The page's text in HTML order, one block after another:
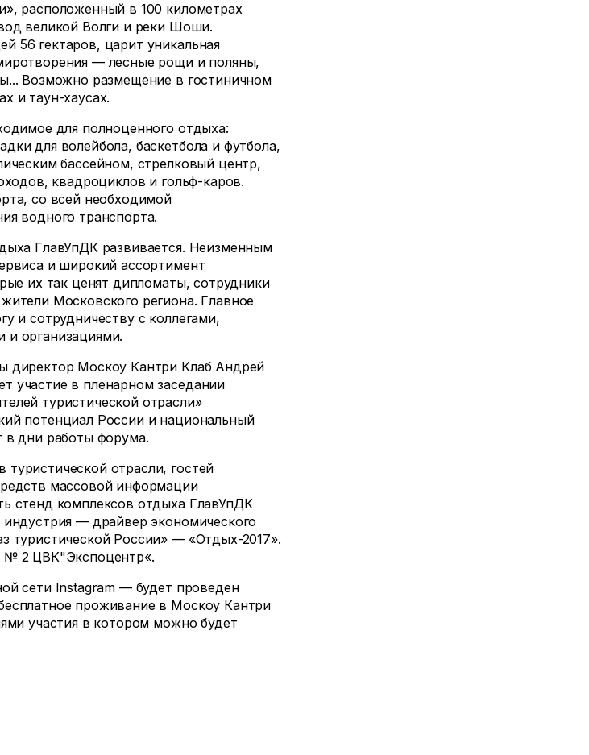
расположенный в 100 километрах
великой Волги и реки Шоши.
56 гектаров, царит уникальная
— лесные рощи и поляны,
Возможно размещение в гостиничном
и таун-хаусах.
для полноценного отдыха:
для волейбола, баскетбола и футбола,
бассейном, стрелковый центр,
квадроциклов и гольф-каров.
со всей необходимой
водного транспорта.
ГлавУпДК развивается. Неизменным
и широкий ассортимент
их так ценят дипломаты, сотрудники
Московского региона. Главное
и сотрудничеству с коллегами,
и организациями.
директор Москоу Кантри Клаб Андрей
участие в пленарном заседании
туристической отрасли»
потенциал России и национальный
в дни работы форума.
отрасли, гостей
массовой информации
стенд комплексов отдыха ГлавУпДК
индустрия — драйвер экономического
туристической России» — «Отдых-2017».
№ 2 ЦВК"Экспоцентр«.
сети Instagram — будет проведен
проживание в Москоу Кантри
участия в котором можно будет